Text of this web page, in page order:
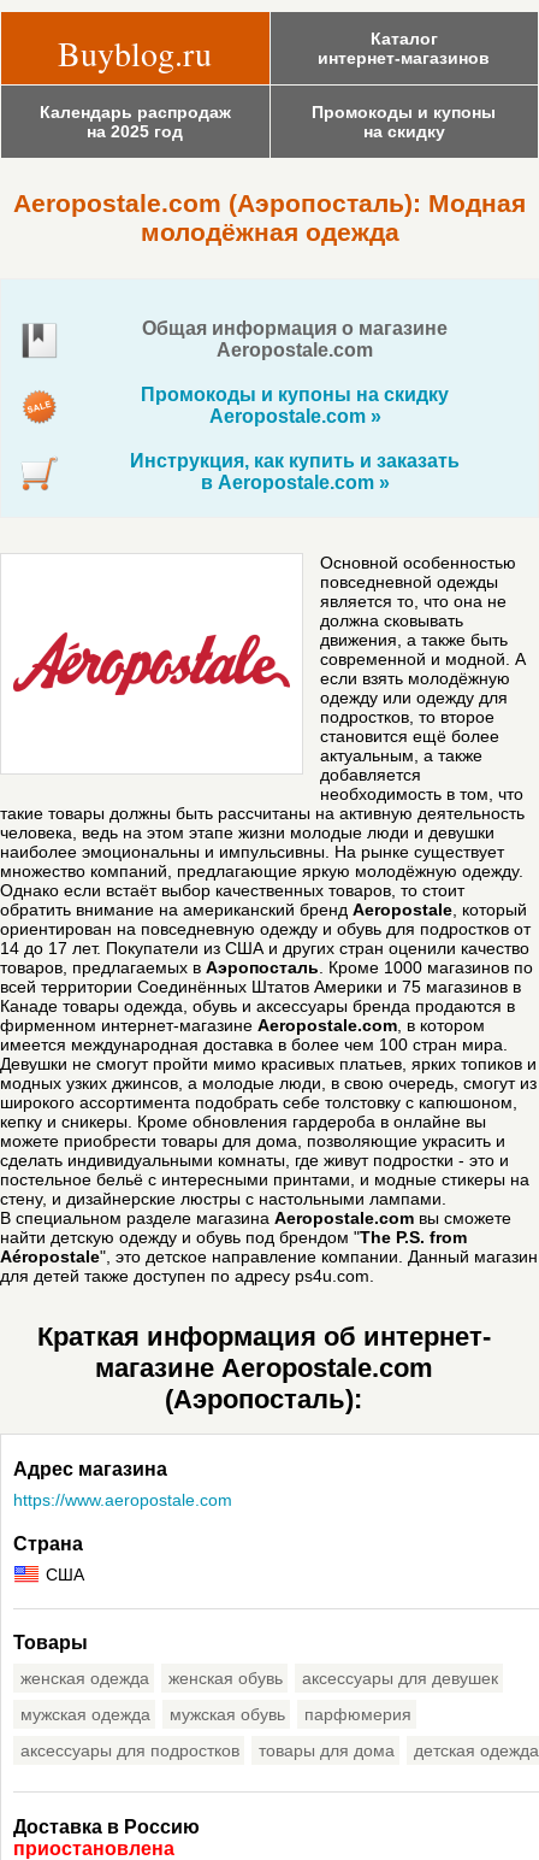
Buyblog.ru
Каталог
интернет-магазинов
Календарь распродаж
на 2025 год
Промокоды и купоны
на скидку
Aeropostale.com (Аэропосталь): Модная
молодёжная одежда
Общая информация о магазине
Aeropostale.com
Промокоды и купоны на скидку
Aeropostale.com »
Инструкция, как купить и заказать
в Aeropostale.com »
Основной особенностью
повседневной одежды
является то, что она не
должна сковывать
движения, а также быть
современной и модной. А
если взять молодёжную
одежду или одежду для
подростков, то второе
становится ещё более
актуальным, а также
добавляется
необходимость в том, что
такие товары должны быть рассчитаны на активную деятельность
человека, ведь на этом этапе жизни молодые люди и девушки
наиболее эмоциональны и импульсивны. На рынке существует
множество компаний, предлагающие яркую молодёжную одежду.
Однако если встаёт выбор качественных товаров, то стоит
обратить внимание на американский бренд Aeropostale , который
ориентирован на повседневную одежду и обувь для подростков от
14 до 17 лет. Покупатели из США и других стран оценили качество
товаров, предлагаемых в Аэропосталь . Кроме 1000 магазинов по
всей территории Соединённых Штатов Америки и 75 магазинов в
Канаде товары одежда, обувь и аксессуары бренда продаются в
фирменном интернет-магазине Aeropostale.com , в котором
имеется международная доставка в более чем 100 стран мира.
Девушки не смогут пройти мимо красивых платьев, ярких топиков и
модных узких джинсов, а молодые люди, в свою очередь, смогут из
широкого ассортимента подобрать себе толстовку с капюшоном,
кепку и сникеры. Кроме обновления гардероба в онлайне вы
можете приобрести товары для дома, позволяющие украсить и
сделать индивидуальными комнаты, где живут подростки - это и
постельное бельё с интересными принтами, и модные стикеры на
стену, и дизайнерские люстры с настольными лампами.
В специальном разделе магазина Aeropostale.com вы сможете
найти детскую одежду и обувь под брендом "The P.S. from
Aéropostale", это детское направление компании. Данный магазин
для детей также доступен по адресу ps4u.com.
Краткая информация об интернет-
магазине Aeropostale.com
(Аэропосталь):
Адрес магазина
https://www.aeropostale.com
Страна
США
Товары
женская одежда женская обувь
аксессуары для девушек
мужская одежда
мужская обувь
парфюмерия
аксессуары для подростков
товары для дома детская одежда
Доставка в Россию
приостановлена